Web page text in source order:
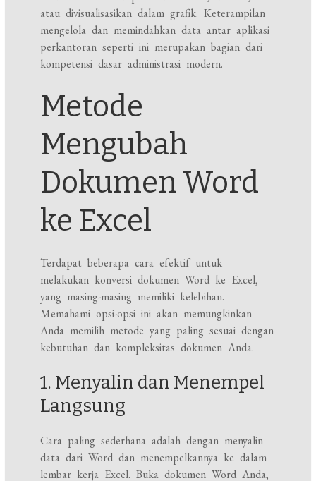
atau divisualisasikan dalam grafik. Keterampilan
mengelola dan memindahkan data antar aplikasi
perkantoran seperti ini merupakan bagian dari
kompetensi dasar administrasi modern.
Metode
Mengubah
Dokumen Word
ke Excel
Terdapat beberapa cara efektif untuk
melakukan konversi dokumen Word ke Excel,
yang masing-masing memiliki kelebihan.
Memahami opsi-opsi ini akan memungkinkan
Anda memilih metode yang paling sesuai dengan
kebutuhan dan kompleksitas dokumen Anda.
1. Menyalin dan Menempel
Langsung
Cara paling sederhana adalah dengan menyalin
data dari Word dan menempelkannya ke dalam
lembar kerja Excel. Buka dokumen Word Anda,